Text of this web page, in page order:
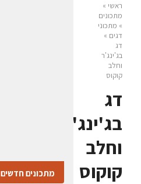
ראשי »
מתכונים
» מתכוני
דגים »
דג
בג'ינג'ר
וחלב
קוקוס
דג
בג'ינג'ר
וחלב
קוקוס
מתכונים חדשים